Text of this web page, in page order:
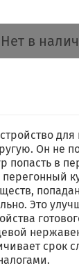
Нет в
Он не
попасть в
перегонный
Это
срок